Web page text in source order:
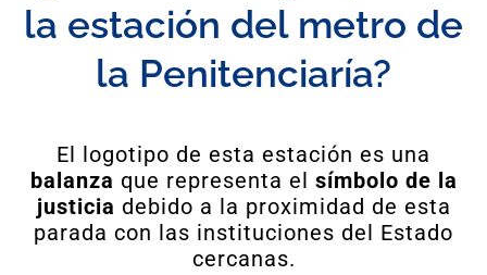
la estación del metro de
la Penitenciaría?
El logotipo de esta estación es una
balanza que representa el símbolo de la
justicia debido a la proximidad de esta
parada con las instituciones del Estado
cercanas.